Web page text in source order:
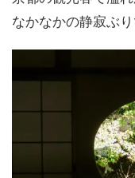
なかなかの静寂ぶり